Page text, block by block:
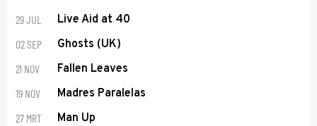
29 JUL Live Aid at 40
02 SEP Ghosts (UK)
21 NOV Fallen Leaves
19 NOV Madres Paralelas
27 MRT Man Up